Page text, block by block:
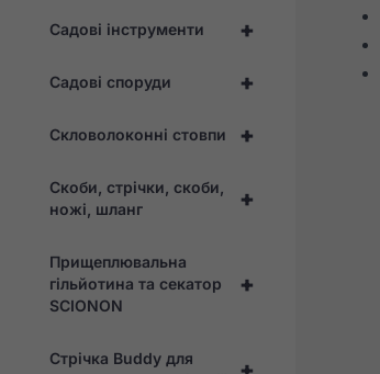
+
Садові інструменти
+
Садові споруди
+
Скловолоконні стовпи
+
Скоби, стрічки, скоби,
ножі, шланг
+
Прищеплювальна
гільйотина та секатор
SCIONON
Стрічка Buddy для